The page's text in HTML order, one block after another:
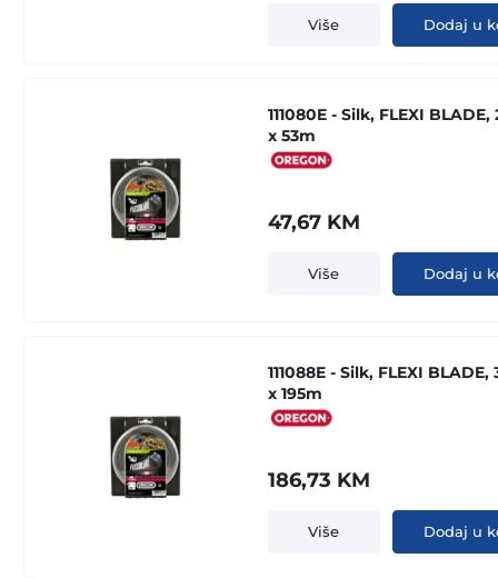
Više Dodaj u
111080E - Silk, FLEXI
x 53m
47,67 KM
Više Dodaj u
111088E - Silk, FLEXI
x 195m
186,73 KM
Više Dodaj u